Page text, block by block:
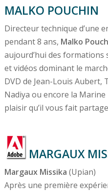
MALKO POUCHIN
Directeur technique d’une
pendant 8 ans, Malko
aujourd’hui des
et vidéos dominant le
DVD de Jean-Louis Aubert,
Nadiya ou encore la Marine
plaisir qu’il vous fait
MARGAUX
Margaux Missika (Upian)
Après une première